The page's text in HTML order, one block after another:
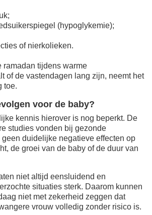
(hypoglykemie);
of nierkolieken.
ramadan tijdens warme
of de vastendagen lang zijn, neemt het
toe.
voor de baby?
kennis hierover is nog beperkt. De
studies vonden bij gezonde
duidelijke negatieve effecten op
de groei van de baby of de duur van
niet altijd eensluidend en
situaties sterk. Daarom kunnen
niet met zekerheid zeggen dat
vrouw volledig zonder risico is.